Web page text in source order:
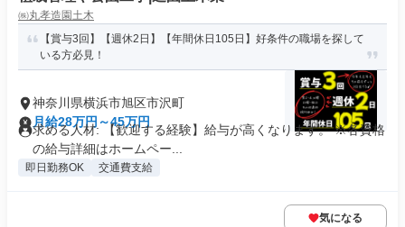
㈱丸孝造園土木
【賞与3回】【週休2日】【年間休日105日】好条件の職場を探して
いる方必見！
神奈川県横浜市旭区市沢町
月給28万円～45万円
求める人材: 【歓迎する経験】給与が高くなります。 ※各資格
の給与詳細はホームペー...
即日勤務OK 交通費支給
気になる